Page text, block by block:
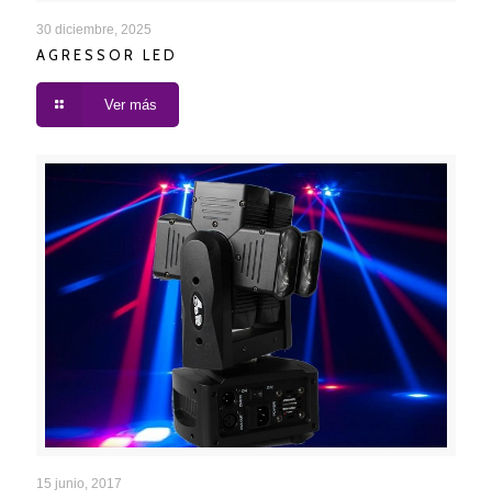
30 diciembre, 2025
AGRESSOR LED
Ver más
15 junio, 2017